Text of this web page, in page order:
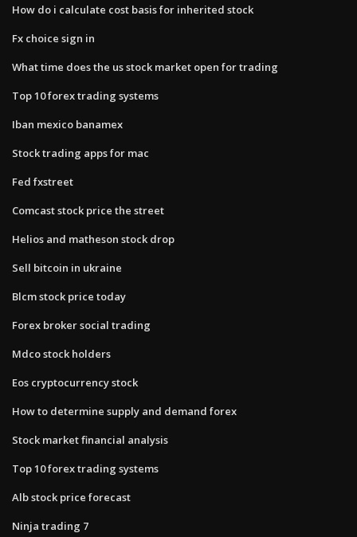
How do i calculate cost basis for inherited stock
Fx choice sign in
What time does the us stock market open for trading
Top 10 forex trading systems
Iban mexico banamex
Stock trading apps for mac
Fed fxstreet
Comcast stock price the street
Helios and matheson stock drop
Sell bitcoin in ukraine
Blcm stock price today
Forex broker social trading
Mdco stock holders
Eos cryptocurrency stock
How to determine supply and demand forex
Stock market financial analysis
Top 10 forex trading systems
Alb stock price forecast
Ninja trading 7